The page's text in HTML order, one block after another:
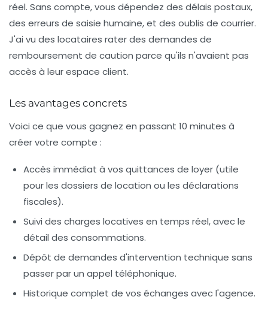
réel. Sans compte, vous dépendez des délais postaux,
des erreurs de saisie humaine, et des oublis de courrier.
J'ai vu des locataires rater des demandes de
remboursement de caution parce qu'ils n'avaient pas
accès à leur espace client.
Les avantages concrets
Voici ce que vous gagnez en passant 10 minutes à
créer votre compte :
Accès immédiat à vos quittances de loyer (utile
pour les dossiers de location ou les déclarations
fiscales).
Suivi des charges locatives en temps réel, avec le
détail des consommations.
Dépôt de demandes d'intervention technique sans
passer par un appel téléphonique.
Historique complet de vos échanges avec l'agence.